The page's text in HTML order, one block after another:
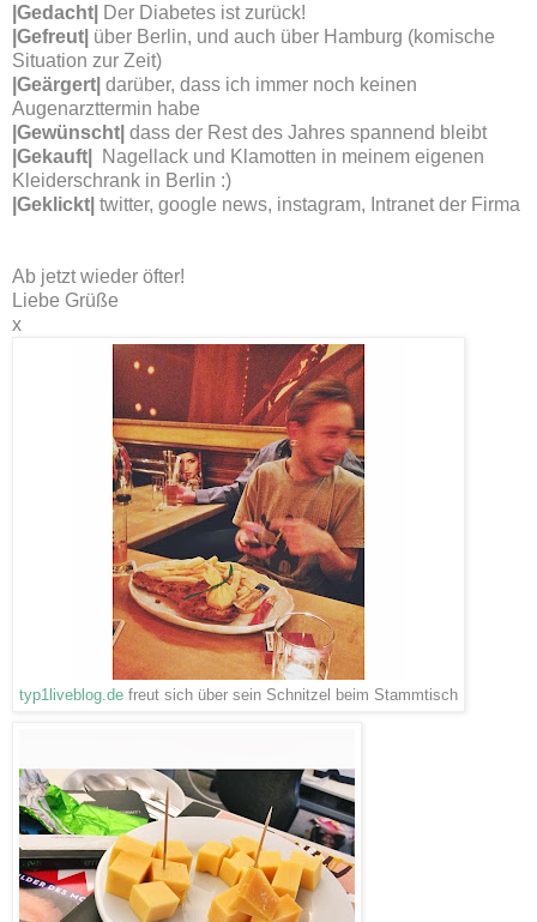
|Gedacht|
Der Diabetes ist zurück!
|Gefreut über Berlin, und auch über Hamburg (komische
Situation zur Zeit)
|Geärgert darüber, dass ich immer noch keinen
Augenarzttermin habe
|Gewünscht dass der Rest des Jahres spannend bleibt
|Gekauft|
Nagellack und Klamotten in meinem eigenen
Kleiderschrank in Berlin :)
|Geklickt| twitter, google news, instagram, Intranet der Firma
Ab jetzt wieder öfter!
Liebe Grüße
x
typ1liveblog.de freut sich über sein Schnitzel beim Stammtisch